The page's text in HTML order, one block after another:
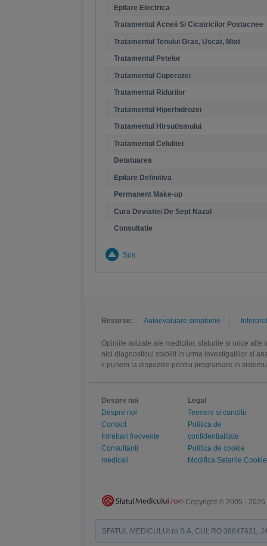
Epilare Electrica
Tratamentul Acneii Si Cicatricilor Postacnee
Tratamentul Tenului Gras, Uscat, Mixt
Tratamentul Petelor
Tratamentul Cuperozei
Tratamentul Ridurilor
Tratamentul Hiperhidrozei
Tratamentul Hirsutismului
Tratamentul Celulitei
Detatuarea
Epilare Definitiva
Permanent Make-up
Cura Deviatiei De Sept Nazal
Consultatie
Sus
Resurse: Autoevaluare simptome
Opiniile avizate ale medicilor, sfaturile si orice
nici diagnosticul stabilit in urma investigatiilor si
ii punem la dispozitie pentru programare in
Despre noi
Despre noi
Contact
Intrebari frecvente
Consultanti
medicali
Legal
Termeni si conditii
Politica de
confidentialitate
Politica de cookie
Modifica Setarile Cookie
© Copyright © 2005 - 2026
SFATUL MEDICULUI.ro S.A, CUI: RO 38847631,